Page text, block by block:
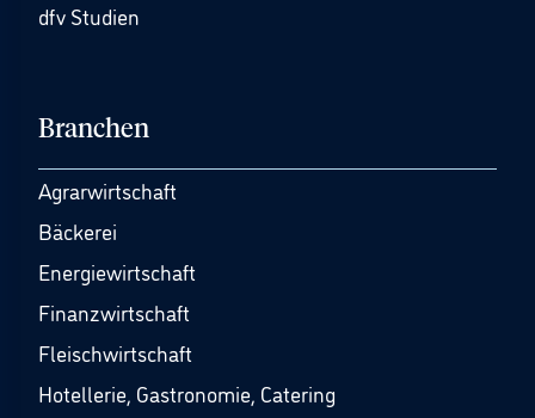
dfv Studien
Branchen
Agrarwirtschaft
Bäckerei
Energiewirtschaft
Finanzwirtschaft
Fleischwirtschaft
Hotellerie, Gastronomie, Catering